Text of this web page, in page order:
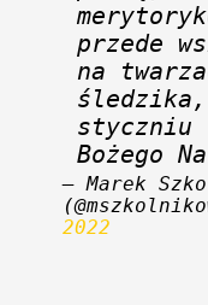
przede
na
śledzika,
styczniu
Bożego
— Marek
2022